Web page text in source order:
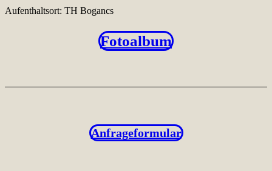
Aufenthaltsort: TH Bogancs
Fotoalbum
Anfrageformular